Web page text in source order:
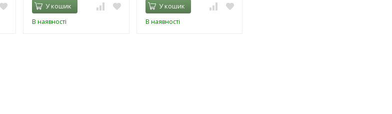
У кошик
В наявності
У кошик
В наявності